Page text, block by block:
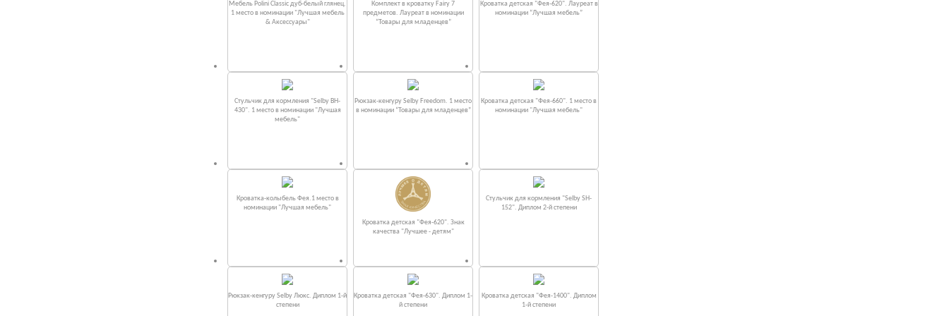
Мебель Polini Classic дуб-белый глянец.
1 место в номинации "Лучшая мебель
& Аксессуары"
Комплект в кроватку Fаiry 7
предметов. Лауреат в номинации
“Товары для младенцев”
Кроватка детская "Фея-620". Лауреат в
номинации “Лучшая мебель”
Стульчик для кормления "Selby BH-
430". 1 место в номинации "Лучшая
мебель"
Рюкзак-кенгуру Selby Freedom. 1 место
в номинации “Товары для младенцев”
Кроватка детская "Фея-660". 1 место в
номинации "Лучшая мебель"
Кроватка-колыбель Фея.1 место в
номинации "Лучшая мебель"
Кроватка детская "Фея-620". Знак
качества "Лучшее - детям"
Стульчик для кормления "Selby SH-
152". Диплом 2-й степени
Рюкзак-кенгуру Selby Люкс. Диплом 1-й
степени
Кроватка детская "Фея-630". Диплом 1-
й степени
Кроватка детская "Фея-1400". Диплом
1-й степени